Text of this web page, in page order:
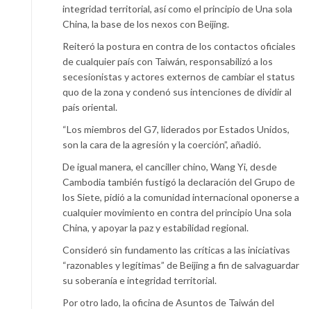
integridad territorial, así como el principio de Una sola
China, la base de los nexos con Beijing.
Reiteró la postura en contra de los contactos oficiales
de cualquier país con Taiwán, responsabilizó a los
secesionistas y actores externos de cambiar el status
quo de la zona y condenó sus intenciones de dividir al
país oriental.
“Los miembros del G7, liderados por Estados Unidos,
son la cara de la agresión y la coerción”, añadió.
De igual manera, el canciller chino, Wang Yi, desde
Cambodia también fustigó la declaración del Grupo de
los Siete, pidió a la comunidad internacional oponerse a
cualquier movimiento en contra del principio Una sola
China, y apoyar la paz y estabilidad regional.
Consideró sin fundamento las críticas a las iniciativas
“razonables y legítimas” de Beijing a fin de salvaguardar
su soberanía e integridad territorial.
Por otro lado, la oficina de Asuntos de Taiwán del